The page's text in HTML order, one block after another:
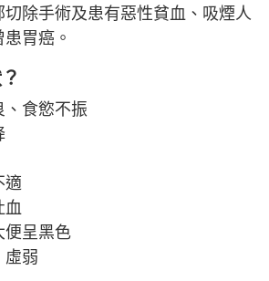
除手術及患有惡性貧血、吸煙人
胃癌。
、食慾不振
適
血
便呈黑色
虛弱